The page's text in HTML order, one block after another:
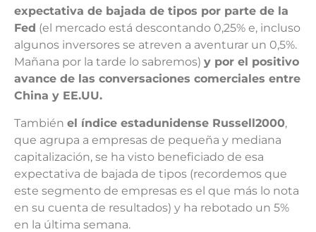
expectativa de bajada de tipos por parte de la
Fed (el mercado está descontando 0,25% e, incluso
algunos inversores se atreven a aventurar un 0,5%.
Mañana por la tarde lo sabremos) y por el positivo
avance de las conversaciones comerciales entre
China y EE.UU.
También el índice estadunidense Russell2000,
que agrupa a empresas de pequeña y mediana
capitalización, se ha visto beneficiado de esa
expectativa de bajada de tipos (recordemos que
este segmento de empresas es el que más lo nota
en su cuenta de resultados) y ha rebotado un 5%
en la última semana.